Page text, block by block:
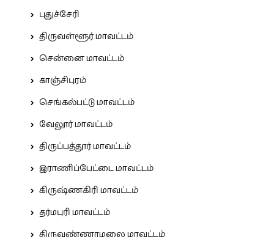
புதுச்சேரி
திருவள்ளூர் மாவட்டம்
சென்னை மாவட்டம்
காஞ்சிபுரம்
செங்கல்பட்டு மாவட்டம்
வேலூர் மாவட்டம்
திருப்பத்தூர் மாவட்டம்
இராணிப்பேட்டை மாவட்டம்
கிருஷ்ணகிரி மாவட்டம்
தர்மபுரி மாவட்டம்